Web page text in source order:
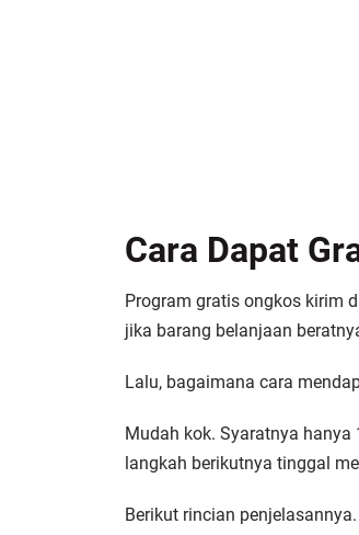
Cara Dapat
Program gratis ongkos kirim
jika barang belanjaan
Lalu, bagaimana cara
Mudah kok. Syaratnya
langkah berikutnya tinggal
Berikut rincian penjelasannya.